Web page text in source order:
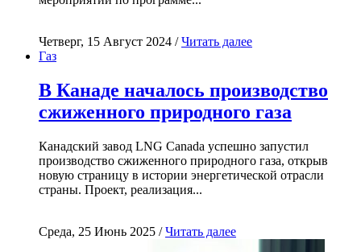
Четверг, 15 Август 2024 /Читать далее
Газ
В Канаде началось производство
сжиженного природного газа
Канадский завод LNG Canada успешно запустил
производство сжиженного природного газа, открыв
новую страницу в истории энергетической отрасли
страны. Проект, реализация...
Среда, 25 Июнь 2025 /Читать далее